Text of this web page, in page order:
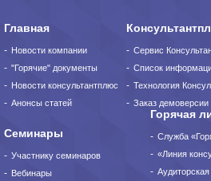
Главная
Новости компании
"Горячие" документы
Новости консультантплюс
Анонсы статей
Сервис
Список
Технология
Заказ демоверсии
Горячая
Служба
«Линия
Семинары
Участнику семинаров
Вебинары